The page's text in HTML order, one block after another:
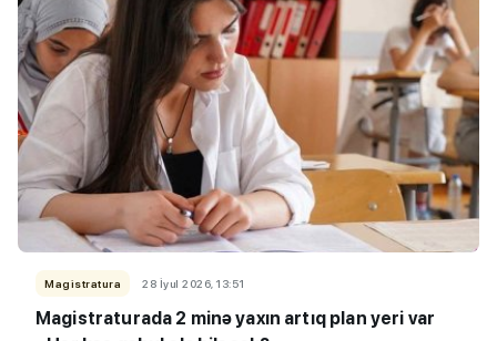
Magistratura 28 İyul 2026, 13:51
Magistraturada 2 minə yaxın artıq plan yeri var